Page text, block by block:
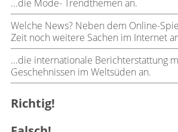
...die Mode- Trendthemen an.
Welche News? Neben dem Online-
Zeit noch weitere Sachen im Internet
...die internationale Berichterstattung
Geschehnissen im Weltsüden an.
Richtig!